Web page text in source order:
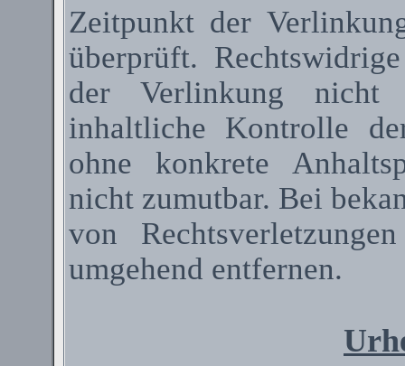
Zeitpunkt der
überprüft.
der Verlinkung nicht
inhaltliche Kontrolle
ohne konkrete
nicht zumutbar. Bei
von
umgehend entfernen.